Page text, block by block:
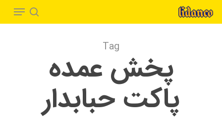
search
Menu
Tag
پخش عمده
پاکت حبابدار